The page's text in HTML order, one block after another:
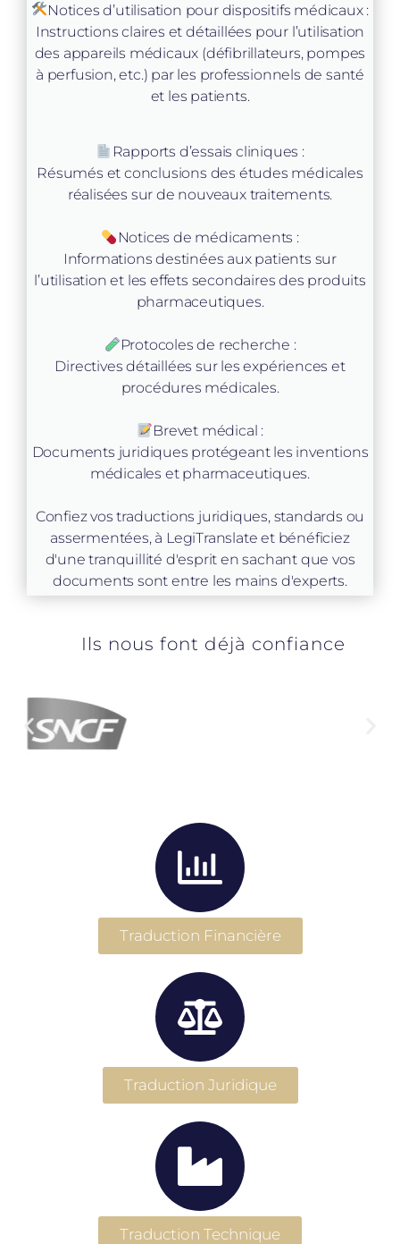
Notices d’utilisation pour dispositifs médicaux :
Instructions claires et détaillées pour l’utilisation
des appareils médicaux (défibrillateurs, pompes
à perfusion, etc.) par les professionnels de santé
et les patients.
Rapports d’essais cliniques :
Résumés et conclusions des études médicales
réalisées sur de nouveaux traitements.
Notices de médicaments :
Informations destinées aux patients sur
l’utilisation et les effets secondaires des produits
pharmaceutiques.
Protocoles de recherche :
Directives détaillées sur les expériences et
procédures médicales.
Brevet médical :
Documents juridiques protégeant les inventions
médicales et pharmaceutiques.
Confiez vos traductions juridiques, standards ou
assermentées, à LegiTranslate et bénéficiez
d'une tranquillité d'esprit en sachant que vos
documents sont entre les mains d'experts.
Ils nous font déjà confiance
Traduction Financière
Traduction Juridique
Traduction Technique